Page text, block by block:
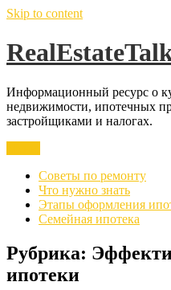
Skip to content
Информационный ресурс о
недвижимости, ипотечных
застройщиками и налогах.
Советы по ремонту
Что нужно знать
Этапы оформления
Семейная ипотека
Рубрика:
ипотеки